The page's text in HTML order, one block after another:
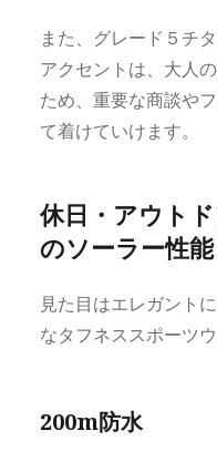
また、グレード５チ
アクセントは、大人
ため、重要な商談や
て着けていけます。
休日・アウト
のソーラー性能
見た目はエレガント
なタフネススポーツウ
200m防水